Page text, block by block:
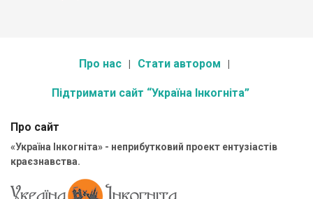
Про нас Стати автором
Підтримати сайт “Україна Інкогніта”
Про сайт
«Україна Інкогніта» - неприбутковий проект ентузіастів
краєзнавства.